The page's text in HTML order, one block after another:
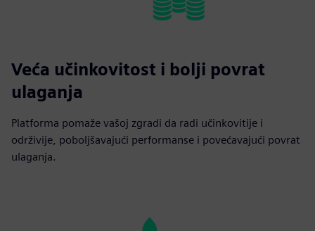
Veća učinkovitost i bolji povrat
ulaganja
Platforma pomaže vašoj zgradi da radi učinkovitije i
održivije, poboljšavajući performanse i povećavajući povrat
ulaganja.